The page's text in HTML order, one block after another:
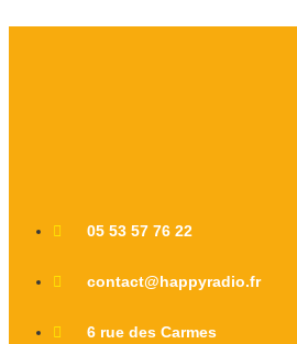
05 53 57 76 22
contact@happyradio.fr
6 rue des Carmes